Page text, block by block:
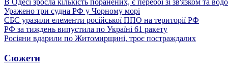
В Одесі зросла кількість поранених, є перебої зі зв'язком та
Уражено три судна РФ у Чорному морі
СБС уразили елементи російської ППО на території РФ
РФ за тиждень випустила по Україні 61 ракету
Росіяни вдарили по Житомирщині, троє постраждалих
Сюжети